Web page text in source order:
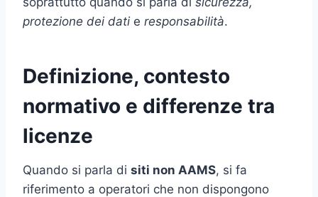
protezione dei dati e responsabilità.
Definizione, contesto
normativo e differenze tra
licenze
Quando si parla di siti non AAMS, si fa
riferimento a operatori che non dispongono